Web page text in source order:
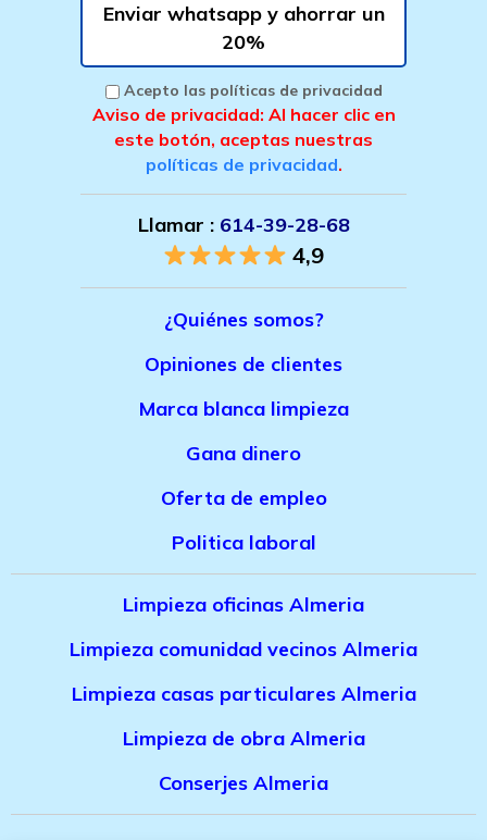
Enviar whatsapp y ahorrar un
20%
Acepto las políticas de privacidad
Aviso de privacidad: Al hacer clic en
este botón, aceptas nuestras
políticas de privacidad.
Llamar : 614-39-28-68
4,9
¿Quiénes somos?
Opiniones de clientes
Marca blanca limpieza
Gana dinero
Oferta de empleo
Politica laboral
Limpieza oficinas Almeria
Limpieza comunidad vecinos Almeria
Limpieza casas particulares Almeria
Limpieza de obra Almeria
Conserjes Almeria